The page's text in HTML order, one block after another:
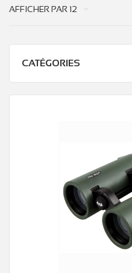
AFFICHER PAR 12
CATÉGORIES